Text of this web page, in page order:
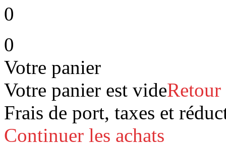
0
0
Votre panier
Votre panier est vide
Frais de port, taxes et
Continuer les achats